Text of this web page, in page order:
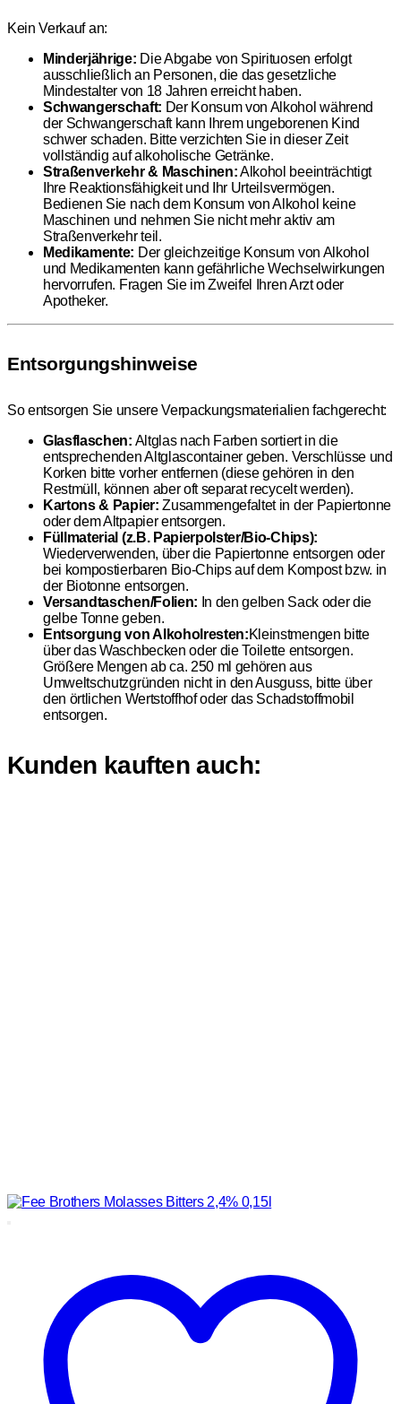
Kein Verkauf an:
Minderjährige: Die Abgabe von Spirituosen erfolgt
ausschließlich an Personen, die das gesetzliche
Mindestalter von 18 Jahren erreicht haben.
Schwangerschaft: Der Konsum von Alkohol während
der Schwangerschaft kann Ihrem ungeborenen Kind
schwer schaden. Bitte verzichten Sie in dieser Zeit
vollständig auf alkoholische Getränke.
Straßenverkehr & Maschinen:Alkohol beeinträchtigt
Ihre Reaktionsfähigkeit und Ihr Urteilsvermögen.
Bedienen Sie nach dem Konsum von Alkohol keine
Maschinen und nehmen Sie nicht mehr aktiv am
Straßenverkehr teil.
Medikamente: Der gleichzeitige Konsum von Alkohol
und Medikamenten kann gefährliche Wechselwirkungen
hervorrufen. Fragen Sie im Zweifel Ihren Arzt oder
Apotheker.
Entsorgungshinweise
So entsorgen Sie unsere Verpackungsmaterialien fachgerecht:
Glasflaschen: Altglas nach Farben sortiert in die
entsprechenden Altglascontainer geben. Verschlüsse und
Korken bitte vorher entfernen (diese gehören in den
Restmüll, können aber oft separat recycelt werden).
Kartons & Papier: Zusammengefaltet in der Papiertonne
oder dem Altpapier entsorgen.
Füllmaterial (z.B. Papierpolster/Bio-Chips):
Wiederverwenden, über die Papiertonne entsorgen oder
bei kompostierbaren Bio-Chips auf dem Kompost bzw. in
der Biotonne entsorgen.
Versandtaschen/Folien: In den gelben Sack oder die
gelbe Tonne geben.
Entsorgung von Alkoholresten:Kleinstmengen bitte
über das Waschbecken oder die Toilette entsorgen.
Größere Mengen ab ca. 250 ml gehören aus
Umweltschutzgründen nicht in den Ausguss, bitte über
den örtlichen Wertstoffhof oder das Schadstoffmobil
entsorgen.
Kunden kauften auch: